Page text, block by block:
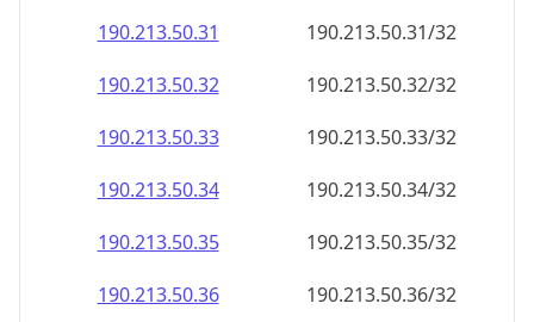
190.213.50.31
190.213.50.31/32
190.213.50.32
190.213.50.32/32
190.213.50.33
190.213.50.33/32
190.213.50.34
190.213.50.34/32
190.213.50.35
190.213.50.35/32
190.213.50.36
190.213.50.36/32